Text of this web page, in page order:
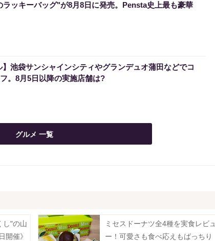
ッキーバッグ"が8月8日に発売。Pensta史上最も豪華
】池袋サンシャインシティやグランデュオ蒲田などでコ
。8月5日以降の実施店舗は?
グルメ 一覧
し"の山
開催》
ミセスドーナツ全4種を実食レビュ
ー！可愛さも食べ応えもばっちり